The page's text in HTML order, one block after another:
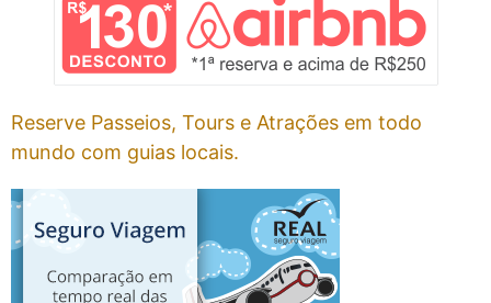
Reserve Passeios, Tours e Atrações em todo
mundo com guias locais.